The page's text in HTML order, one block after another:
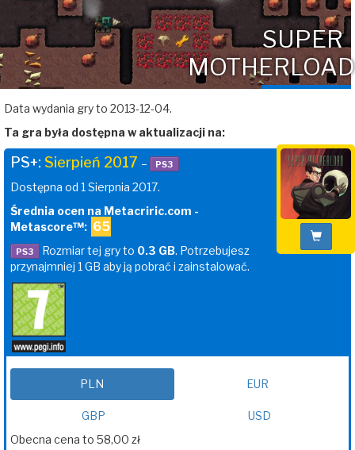
SUPER
MOTHERLOAD
Data wydania gry to 2013-12-04.
Ta gra była dostępna w aktualizacji na:
PS+: Sierpień 2017 – PS3
Dostępna od 1 Sierpnia 2017.
Średnia ocen na Metacriric.com -
Metascore™: 65
PS3 Rozmiar tej gry to 0.3 GB. Potrzebujesz
przynajmniej 1 GB aby ją pobrać i zainstalować.
PLN EUR
GBP
USD
Obecna cena to 58,00 zł